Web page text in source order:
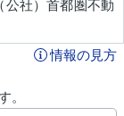
公社）首都圏不動
情報の見方
。